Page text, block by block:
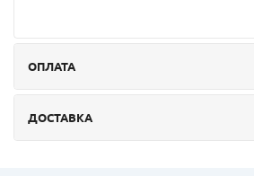
ОПЛАТА
ДОСТАВКА